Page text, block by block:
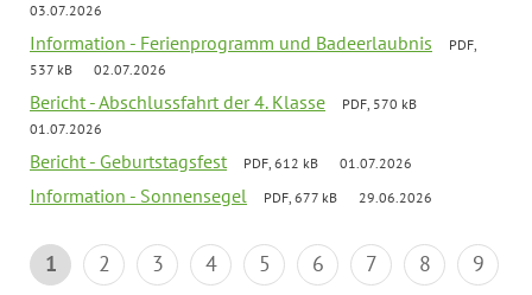
03.07.2026
Information - Ferienprogramm und Badeerlaubnis
PDF,
537 kB
02.07.2026
Bericht - Abschlussfahrt der 4. Klasse
PDF, 570 kB
01.07.2026
Bericht - Geburtstagsfest PDF, 612 kB 01.07.2026
Information - Sonnensegel PDF, 677 kB 29.06.2026
1 2 3 4 5 6 7 8
9